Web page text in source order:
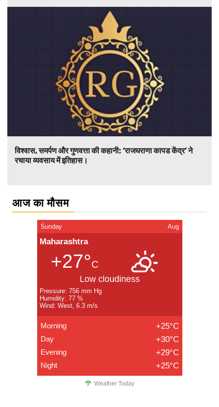
विश्वास, समर्पण और गुणवत्ता की कहानी: ‘राजघराणा कापड केंद्र’ ने
रचाया व्यवसाय में इतिहास।
आज का मौसम
Sunday Aug
Maharashtra
+27°C
Low cloudiness
Pressure: 756 mm Hg
Humidity: 77 %
Wind: West, 6.3 m/s
Morning +25°C
Day +30°C
Evening +29°C
Night +25°C
Weather Today